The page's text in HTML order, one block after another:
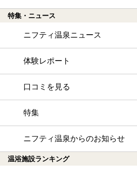
特集・ニュース
ニフティ温泉ニュース
体験レポート
口コミを見る
特集
ニフティ温泉からのお知らせ
温浴施設ランキング